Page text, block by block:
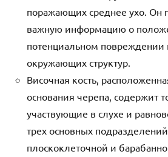
поражающих среднее ухо. Он
важную информацию о
потенциальном повреждении
окружающих структур.
Височная кость,
основания черепа, содержит
участвующие в слухе и
трех основных
плоскоклеточной и